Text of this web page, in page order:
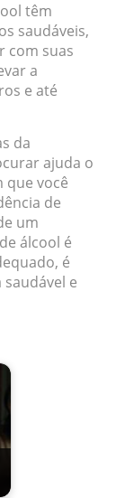
têm
saudáveis,
com suas
a
e até
da
ajuda o
que você
de
um
álcool é
é
e